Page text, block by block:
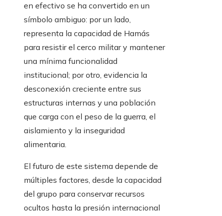
en efectivo se ha convertido en un
símbolo ambiguo: por un lado,
representa la capacidad de Hamás
para resistir el cerco militar y mantener
una mínima funcionalidad
institucional; por otro, evidencia la
desconexión creciente entre sus
estructuras internas y una población
que carga con el peso de la guerra, el
aislamiento y la inseguridad
alimentaria.
El futuro de este sistema depende de
múltiples factores, desde la capacidad
del grupo para conservar recursos
ocultos hasta la presión internacional